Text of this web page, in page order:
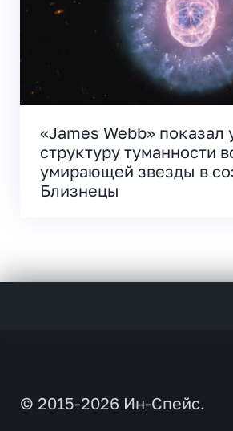
«James Webb» показал
структуру туманности
умирающей звезды в
Близнецы
© 2015-2026 Ин-Спейс.